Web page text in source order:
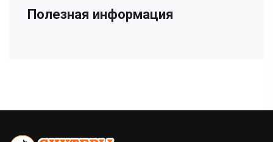
Полезная информация